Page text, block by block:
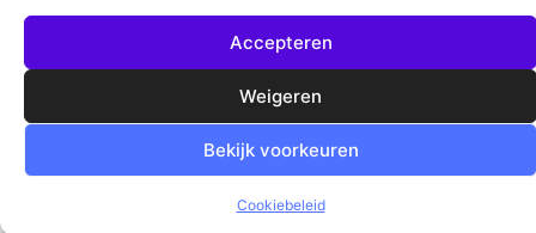
Accepteren
Weigeren
Bekijk voorkeuren
Cookiebeleid